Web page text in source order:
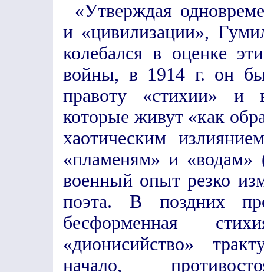
«Утверждая
и «цивилизации»,
колебался в оценке
войны, в 1914 г. он
правоту «стихии» и
которые живут «как
хаотическим
«пламеням» и
военный опыт резко
поэта. В поздних
бесформенная
«дионисийство»
начало,